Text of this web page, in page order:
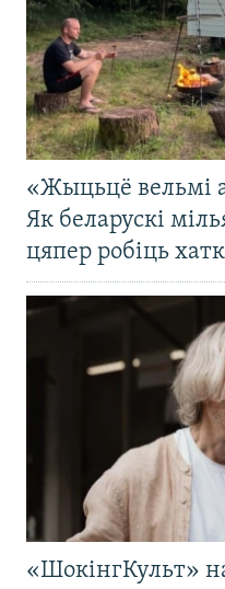
«Жыцьцё вельмі
Як беларускі
цяпер робіць
«ШокінгКульт»